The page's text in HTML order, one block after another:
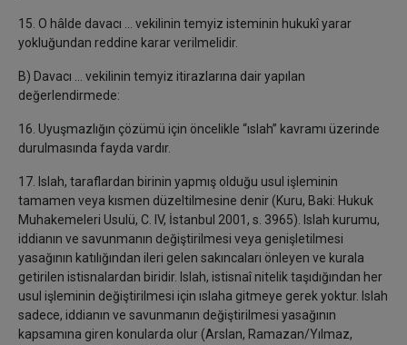
15. O hâlde davacı ... vekilinin temyiz isteminin hukukî yarar
yokluğundan reddine karar verilmelidir.
B) Davacı ... vekilinin temyiz itirazlarına dair yapılan
değerlendirmede:
16. Uyuşmazlığın çözümü için öncelikle “ıslah” kavramı üzerinde
durulmasında fayda vardır.
17. Islah, taraflardan birinin yapmış olduğu usul işleminin
tamamen veya kısmen düzeltilmesine denir (Kuru, Baki: Hukuk
Muhakemeleri Usulü, C. IV, İstanbul 2001, s. 3965). Islah kurumu,
iddianın ve savunmanın değiştirilmesi veya genişletilmesi
yasağının katılığından ileri gelen sakıncaları önleyen ve kurala
getirilen istisnalardan biridir. Islah, istisnaî nitelik taşıdığından her
usul işleminin değiştirilmesi için ıslaha gitmeye gerek yoktur. Islah
sadece, iddianın ve savunmanın değiştirilmesi yasağının
kapsamına giren konularda olur (Arslan, Ramazan/Yılmaz,